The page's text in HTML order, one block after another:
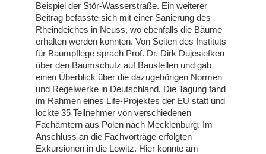
Beispiel der Stör-Wasserstraße. Ein weiterer
Beitrag befasste sich mit einer Sanierung des
Rheindeiches in Neuss, wo ebenfalls die Bäume
erhalten werden konnten. Von Seiten des Instituts
für Baumpflege sprach Prof. Dr. Dirk Dujesiefken
über den Baumschutz auf Baustellen und gab
einen Überblick über die dazugehörigen Normen
und Regelwerke in Deutschland. Die Tagung fand
im Rahmen eines Life-Projektes der EU statt und
lockte 35 Teilnehmer von verschiedenen
Fachämtern aus Polen nach Mecklenburg. Im
Anschluss an die Fachvorträge erfolgten
Exkursionen in die Lewitz. Hier konnte am